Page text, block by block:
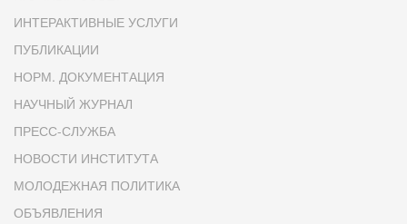
ИНТЕРАКТИВНЫЕ УСЛУГИ
ПУБЛИКАЦИИ
НОРМ. ДОКУМЕНТАЦИЯ
НАУЧНЫЙ ЖУРНАЛ
ПРЕСС-СЛУЖБА
НОВОСТИ ИНСТИТУТА
МОЛОДЕЖНАЯ ПОЛИТИКА
ОБЪЯВЛЕНИЯ